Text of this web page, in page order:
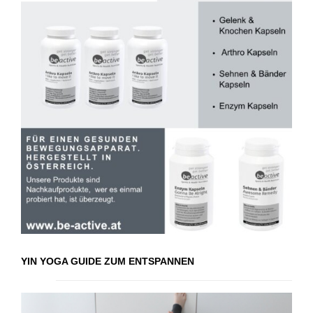
YIN YOGA GUIDE ZUM ENTSPANNEN